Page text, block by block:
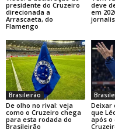
presidente do Cruzeiro
direcionada a
Arrascaeta, do
Flamengo
deve
em
Brasileirão
De olho no rival: veja
como o Cruzeiro chega
para esta rodada do
Brasileirão
Deixar
que
após o